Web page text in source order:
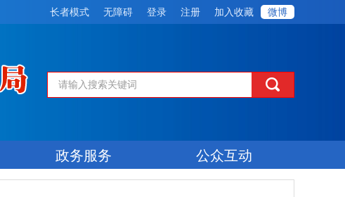
长者模式 无障碍 登录 注册 加入收藏 微博
政务服务 公众互动